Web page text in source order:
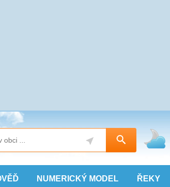
NUMERICKÝ MODEL ŘEKY